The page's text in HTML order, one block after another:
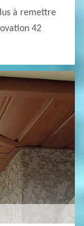
à remettre
42